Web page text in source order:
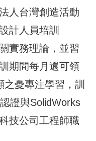
人台灣創造活動
計人員培訓
實務理論，並習
期間每月還可領
憂專注學習，訓
證與SolidWorks
技公司工程師職